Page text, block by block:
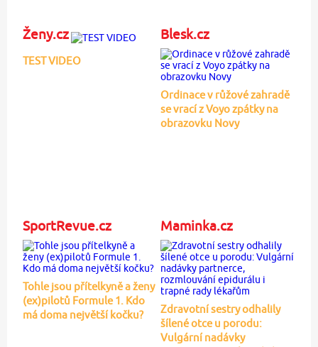
Ženy.cz
TEST VIDEO
Blesk.cz
Ordinace v růžové zahradě
se vrací z Voyo zpátky na
obrazovku Novy
SportRevue.cz
Tohle jsou přítelkyně a ženy
(ex)pilotů Formule 1. Kdo
má doma největší kočku?
Maminka.cz
Zdravotní sestry odhalily
šílené otce u porodu:
Vulgární nadávky